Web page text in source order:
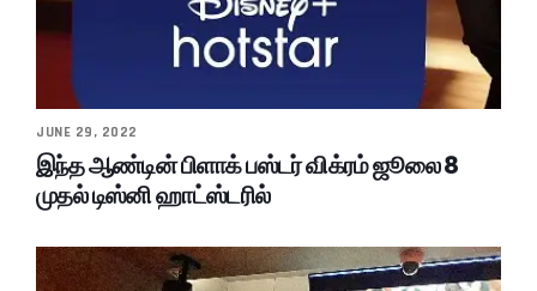
JUNE 29, 2022
இந்த ஆண்டின் பிளாக் பஸ்டர் விக்ரம் ஜூலை 8
முதல் டிஸ்னி ஹாட்ஸ்டரில்